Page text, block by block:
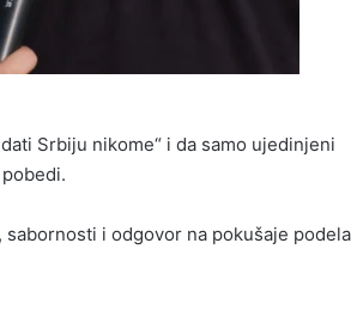
Srbiju nikome“ i da samo ujedinjeni
i odgovor na pokušaje